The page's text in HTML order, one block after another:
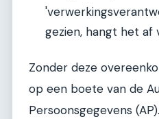
gezien, hangt het af
Zonder deze
op een boete van de
Persoonsgegevens